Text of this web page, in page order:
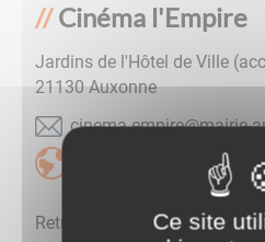
Cinéma l'Empire
Jardins de l'Hôtel de Ville
21130 Auxonne
rf.ennoxua-
Page Facebook
Retrouvez le programme sur
Ce site